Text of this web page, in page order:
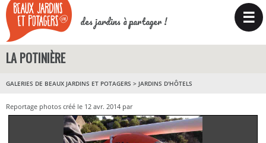
des jardins à partager ! ☰
LA POTINIÈRE
GALERIES DE BEAUX JARDINS ET POTAGERS > JARDINS D'HÔTELS
Reportage photos créé le 12 avr. 2014 par